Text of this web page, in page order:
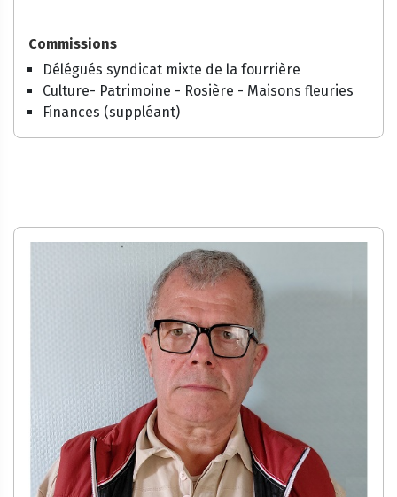
Commissions
Délégués syndicat mixte de la fourrière
Culture- Patrimoine - Rosière - Maisons fleuries
Finances (suppléant)